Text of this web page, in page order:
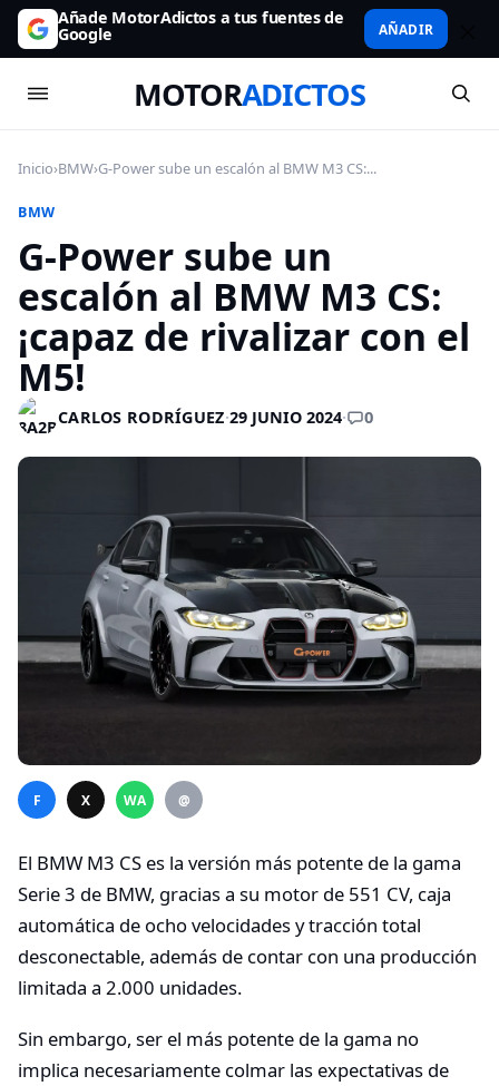
Añade MotorAdictos a tus fuentes de
Google AÑADIR
MOTORADICTOS
Inicio›BMW›G-Power sube un escalón al BMW M3 CS:...
BMW
G-Power sube un
escalón al BMW M3 CS:
¡capaz de rivalizar con el
M5!
CARLOS RODRÍGUEZ·29 JUNIO 2024· 0
F X WA @
El BMW M3 CS es la versión más potente de la gama
Serie 3 de BMW, gracias a su motor de 551 CV, caja
automática de ocho velocidades y tracción total
desconectable, además de contar con una producción
limitada a 2.000 unidades.
Sin embargo, ser el más potente de la gama no
implica necesariamente colmar las expectativas de